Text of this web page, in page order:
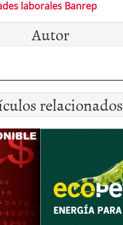
laborales Banrep
Autor
relacionados